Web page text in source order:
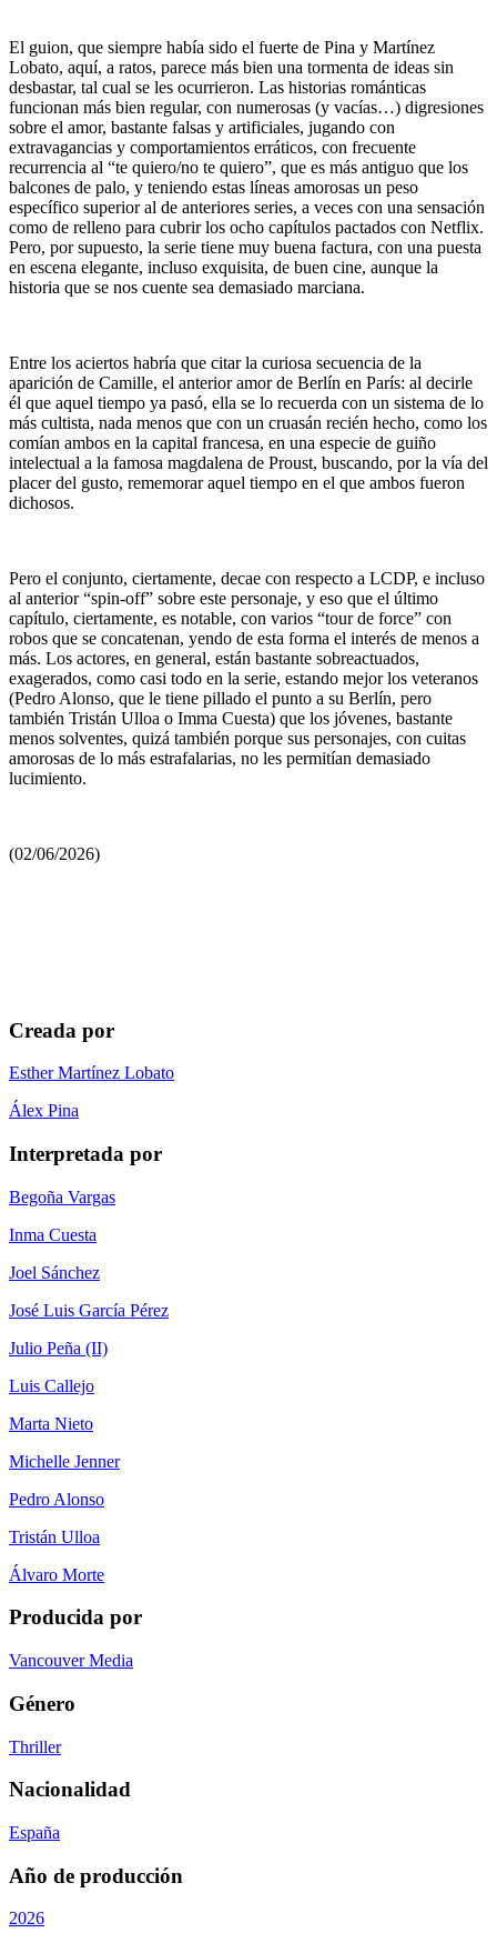
El guion, que siempre había sido el fuerte de Pina y Martínez
Lobato, aquí, a ratos, parece más bien una tormenta de ideas sin
desbastar, tal cual se les ocurrieron. Las historias románticas
funcionan más bien regular, con numerosas (y vacías…) digresiones
sobre el amor, bastante falsas y artificiales, jugando con
extravagancias y comportamientos erráticos, con frecuente
recurrencia al “te quiero/no te quiero”, que es más antiguo que los
balcones de palo, y teniendo estas líneas amorosas un peso
específico superior al de anteriores series, a veces con una sensación
como de relleno para cubrir los ocho capítulos pactados con Netflix.
Pero, por supuesto, la serie tiene muy buena factura, con una puesta
en escena elegante, incluso exquisita, de buen cine, aunque la
historia que se nos cuente sea demasiado marciana.
Entre los aciertos habría que citar la curiosa secuencia de la
aparición de Camille, el anterior amor de Berlín en París: al decirle
él que aquel tiempo ya pasó, ella se lo recuerda con un sistema de lo
más cultista, nada menos que con un cruasán recién hecho, como los
comían ambos en la capital francesa, en una especie de guiño
intelectual a la famosa magdalena de Proust, buscando, por la vía del
placer del gusto, rememorar aquel tiempo en el que ambos fueron
dichosos.
Pero el conjunto, ciertamente, decae con respecto a LCDP, e incluso
al anterior “spin-off” sobre este personaje, y eso que el último
capítulo, ciertamente, es notable, con varios “tour de force” con
robos que se concatenan, yendo de esta forma el interés de menos a
más. Los actores, en general, están bastante sobreactuados,
exagerados, como casi todo en la serie, estando mejor los veteranos
(Pedro Alonso, que le tiene pillado el punto a su Berlín, pero
también Tristán Ulloa o Imma Cuesta) que los jóvenes, bastante
menos solventes, quizá también porque sus personajes, con cuitas
amorosas de lo más estrafalarias, no les permitían demasiado
lucimiento.
(02/06/2026)
Creada por
Esther Martínez Lobato
Álex Pina
Interpretada por
Begoña Vargas
Inma Cuesta
Joel Sánchez
José Luis García Pérez
Julio Peña (II)
Luis Callejo
Marta Nieto
Michelle Jenner
Pedro Alonso
Tristán Ulloa
Álvaro Morte
Producida por
Vancouver Media
Género
Thriller
Nacionalidad
España
Año de producción
2026